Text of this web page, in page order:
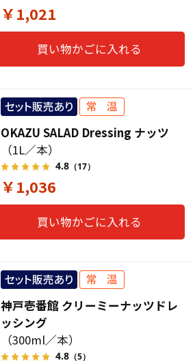
￥1,021
買い物かごに入れる
OKAZU SALAD Dressing ナッツ
（1L／本）
4.8（17）
￥1,036
買い物かごに入れる
神戸壱番館 クリーミーナッツドレ
ッシング
（300ml／本）
4.8（5）